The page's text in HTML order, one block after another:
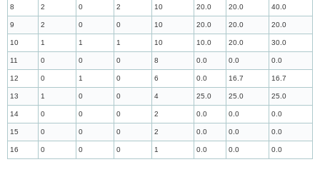
8 2 0 2 10 20.0 20.0 40.0
9 2 0 0 10 20.0 20.0 20.0
10 1 1 1 10 10.0 20.0 30.0
11 0 0 0 8 0.0 0.0 0.0
12 0 1 0 6 0.0 16.7 16.7
13 1 0 0 4 25.0 25.0 25.0
14 0 0 0 2 0.0 0.0 0.0
15 0 0 0 2 0.0 0.0 0.0
16 0 0 0 1 0.0 0.0 0.0